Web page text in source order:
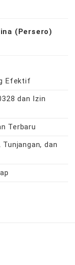
(Persero)
Efektif
dan Izin
Terbaru
dan